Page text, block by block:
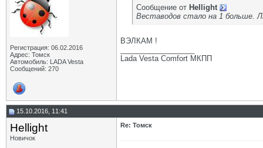
Регистрация: 06.02.2016
Адрес: Томск
Автомобиль: LADA Vesta
Сообщений: 270
Сообщение от Hellight
Веставодов стало на 1 больше.
ВЭЛКАМ !
Lada Vesta Comfort МКПП
15.10.2016, 11:41
Hellight
Новичок
Re: Томск